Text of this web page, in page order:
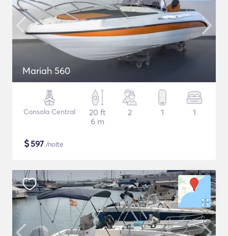
Mariah 560
Consola Central
20 ft
6 m
2 1 1
$597 /noite